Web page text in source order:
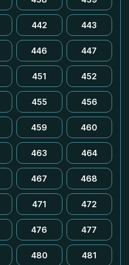
442 443
446 447
451 452
455 456
459 460
463 464
467 468
471 472
476 477
480 481